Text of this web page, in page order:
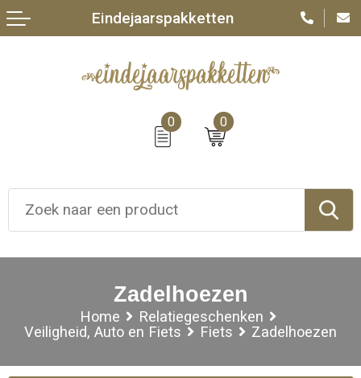
0 0
Eindejaarspakketten
Zadelhoezen
Home
Relatiegeschenken
Veiligheid, Auto en Fiets
Fiets Zadelhoezen